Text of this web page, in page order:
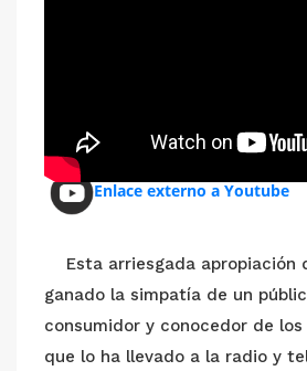
Enlace externo a Youtube
Esta arriesgada apropiación
ganado la simpatía de un
consumidor y conocedor de
que lo ha llevado a la radio y